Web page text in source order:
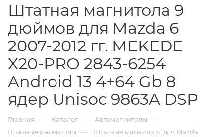
Штатная магнитола 9
дюймов для Mazda 6
2007-2012 гг. MEKEDE
X20-PRO 2843-6254
Android 13 4+64 Gb 8
ядер Unisoc 9863A DSP
Главная — Каталог — Автомагнитолы —
Штатные магнитолы — Штатные магнитолы для Mazda